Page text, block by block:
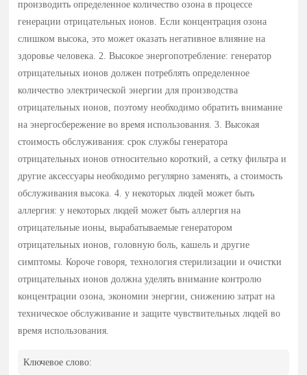
производить определенное количество озона в процессе
генерации отрицательных ионов. Если концентрация озона
слишком высока, это может оказать негативное влияние на
здоровье человека. 2. Высокое энергопотребление: генератор
отрицательных ионов должен потреблять определенное
количество электрической энергии для производства
отрицательных ионов, поэтому необходимо обратить внимание
на энергосбережение во время использования. 3. Высокая
стоимость обслуживания: срок службы генератора
отрицательных ионов относительно короткий, а сетку фильтра и
другие аксессуары необходимо регулярно заменять, а стоимость
обслуживания высока. 4. у некоторых людей может быть
аллергия: у некоторых людей может быть аллергия на
отрицательные ионы, вырабатываемые генератором
отрицательных ионов, головную боль, кашель и другие
симптомы. Короче говоря, технология стерилизации и очистки
отрицательных ионов должна уделять внимание контролю
концентрации озона, экономии энергии, снижению затрат на
техническое обслуживание и защите чувствительных людей во
время использования.
Ключевое слово: